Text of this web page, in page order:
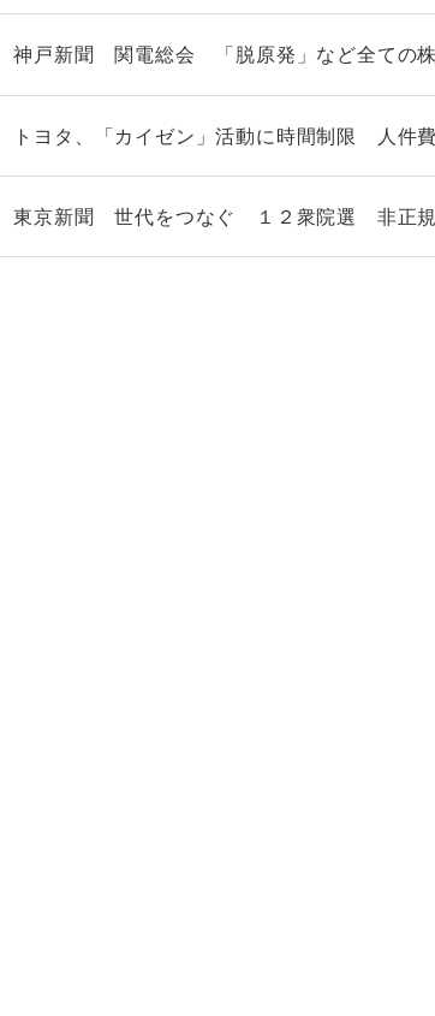
神戸新聞 関電総会 「脱原発」など全ての
トヨタ、「カイゼン」活動に時間制限 人件
東京新聞 世代をつなぐ １２衆院選 非正規